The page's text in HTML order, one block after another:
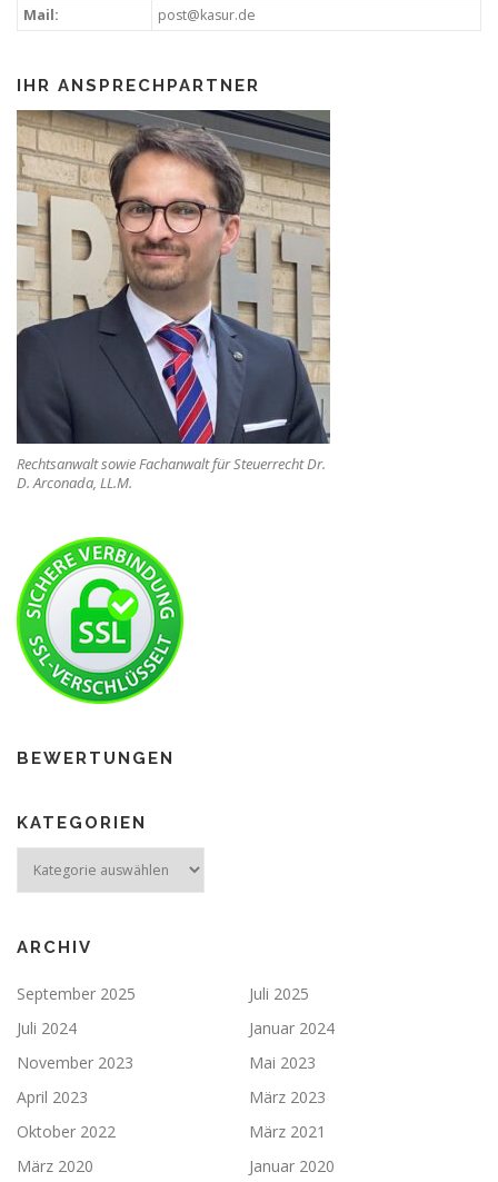
Mail:
post@kasur.de
IHR ANSPRECHPARTNER
Rechtsanwalt sowie Fachanwalt für Steuerrecht Dr.
D. Arconada, LL.M.
BEWERTUNGEN
KATEGORIEN
ARCHIV
September 2025
Juli 2025
Juli 2024
Januar 2024
November 2023
Mai 2023
April 2023
März 2023
Oktober 2022
März 2021
März 2020
Januar 2020